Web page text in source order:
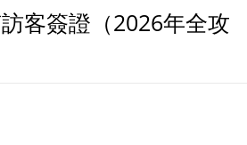
客簽證（2026年全攻